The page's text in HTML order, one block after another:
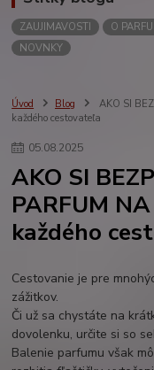
ZAUJIMAVOSTI O
NOVNKY
Úvod Blog
AKO SI
každého cestovateľa
05.08.2025
AKO SI
PARFUM
každého
Cestovanie je pre
zážitkov.
Či už sa chystáte na
dovolenku, určite si so
Balenie parfumu však